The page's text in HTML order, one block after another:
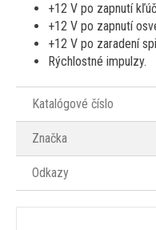
+12 V po zapnutí
+12 V po zapnutí
+12 V po zaradení
Rýchlostné impulzy.
Katalógové číslo
Značka
Odkazy